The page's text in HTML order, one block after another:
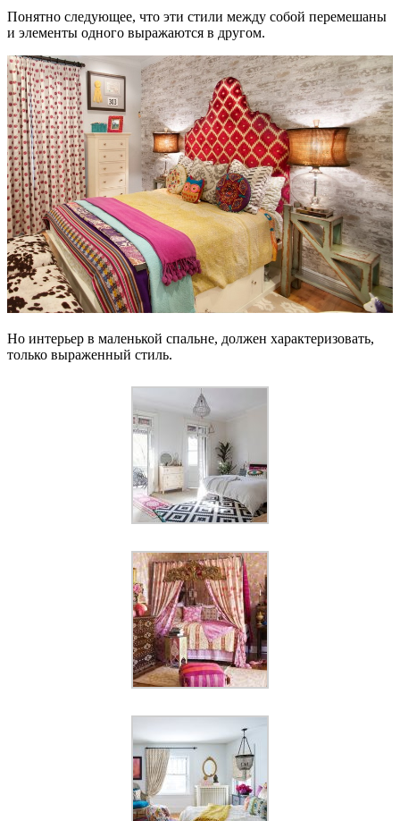
Понятно следующее, что эти стили между собой перемешаны
и элементы одного выражаются в другом.
Но интерьер в маленькой спальне, должен характеризовать,
только выраженный стиль.